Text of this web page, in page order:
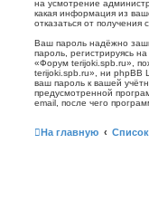
на усмотрение
какая информация из
отказаться от
Ваш пароль надёжно
пароль, регистрируясь
«Форум terijoki.spb.ru»,
terijoki.spb.ru», ни phpBB
ваш пароль к вашей
предусмотренной
email, после чего
На главную